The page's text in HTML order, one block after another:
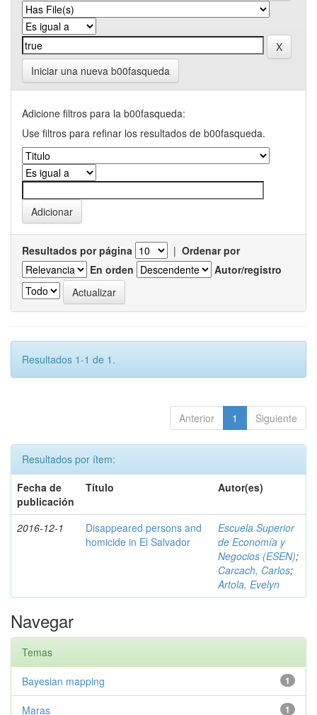
Iniciar una nueva b00fasqueda
Adicione filtros para la b00fasqueda:
Use filtros para refinar los resultados de b00fasqueda.
Resultados por página | Ordenar por
En orden
Autor/registro
Resultados 1-1 de 1.
Anterior 1 Siguiente
Resultados por ítem:
Fecha de
publicación
Título Autor(es)
2016-12-1
Disappeared persons and
homicide in El Salvador
Escuela Superior
de Economía y
Negocios (ESEN);
Carcach, Carlos;
Artola, Evelyn
Navegar
Temas
1
Bayesian mapping
1
Maras